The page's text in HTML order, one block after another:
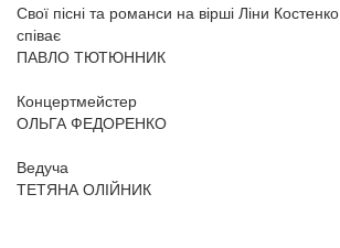
Свої пісні та романси на вірші Ліни Костенко
співає
ПАВЛО ТЮТЮННИК
Концертмейстер
ОЛЬГА ФЕДОРЕНКО
Ведуча
ТЕТЯНА ОЛІЙНИК